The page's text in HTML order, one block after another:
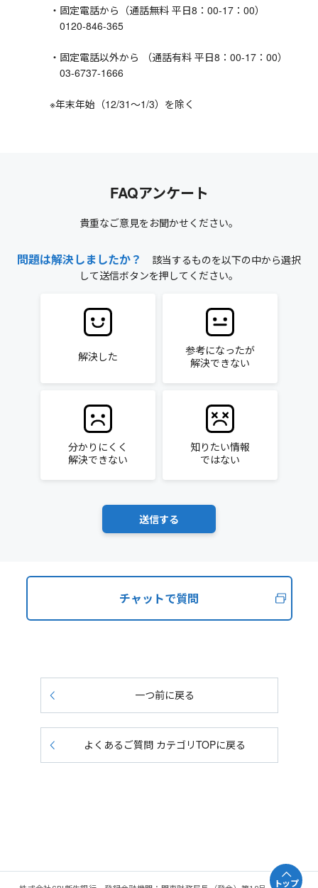
・固定電話から（通話無料 平日8：00-17：00）
0120-846-365
・固定電話以外から （通話有料 平日8：00-17：00）
03-6737-1666
※年末年始（12/31～1/3）を除く
FAQアンケート
貴重なご意見をお聞かせください。
問題は解決しましたか？
該当するものを以下の中から選択
して送信ボタンを押してください。
解決した
参考になったが
解決できない
分かりにくく
解決できない
知りたい情報
ではない
チャットで質問
一つ前に戻る
よくあるご質問 カテゴリTOPに戻る
トップ